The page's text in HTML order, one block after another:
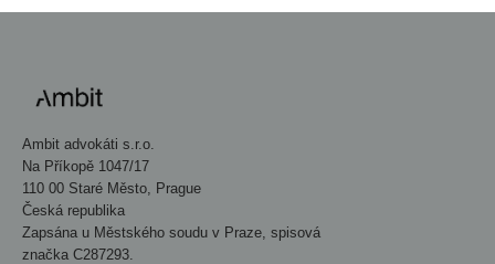
Ambit advokáti s.r.o.
Na Příkopě 1047/17
110 00 Staré Město, Prague
Česká republika
Zapsána u Městského soudu v Praze, spisová
značka C287293.